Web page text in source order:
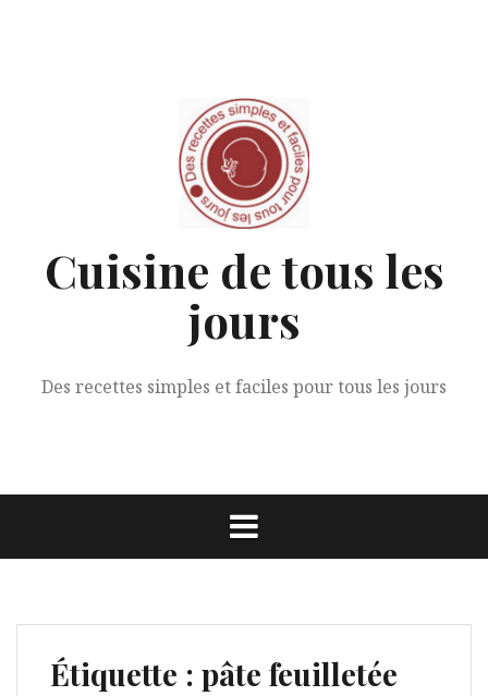
Cuisine de tous les
jours
Des recettes simples et faciles pour tous les jours
Étiquette : pâte feuilletée